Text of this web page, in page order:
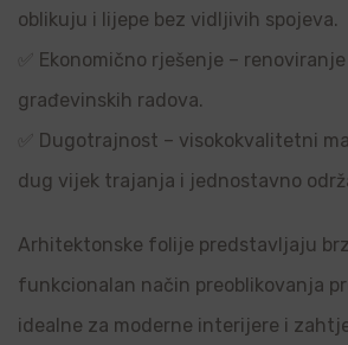
oblikuju i lijepe bez vidljivih spojeva.
✅ Ekonomično rješenje –
građevinskih radova.
✅ Dugotrajnost – visokokvalitetni
dug vijek trajanja i jednostavno
Arhitektonske folije predstavljaju
funkcionalan način preoblikovanja
idealne za moderne interijere i